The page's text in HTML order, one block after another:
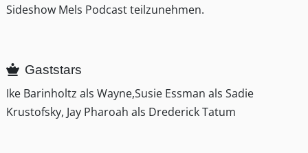
Sideshow Mels Podcast teilzunehmen.
Gaststars
Ike Barinholtz als Wayne,Susie Essman als Sadie
Krustofsky, Jay Pharoah als Drederick Tatum